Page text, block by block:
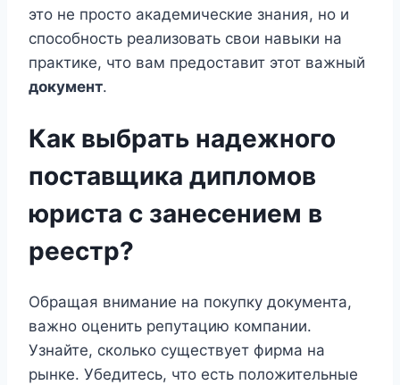
это не просто академические знания, но и
способность реализовать свои навыки на
практике, что вам предоставит этот важный
документ.
Как выбрать надежного
поставщика дипломов
юриста с занесением в
реестр?
Обращая внимание на покупку документа,
важно оценить репутацию компании.
Узнайте, сколько существует фирма на
рынке. Убедитесь, что есть положительные